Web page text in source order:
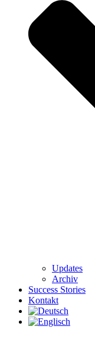
Updates
Archiv
Success Stories
Kontakt